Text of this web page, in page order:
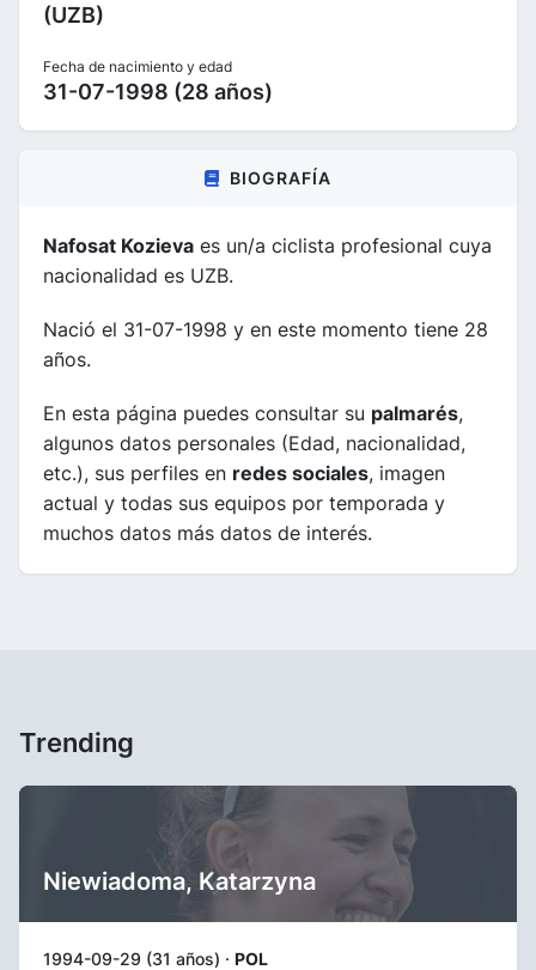
(UZB)
Fecha de nacimiento y edad
31-07-1998 (28 años)
BIOGRAFÍA
Nafosat Kozieva es un/a ciclista profesional cuya
nacionalidad es UZB.
Nació el 31-07-1998 y en este momento tiene 28
años.
En esta página puedes consultar su palmarés,
algunos datos personales (Edad, nacionalidad,
etc.), sus perfiles en redes sociales, imagen
actual y todas sus equipos por temporada y
muchos datos más datos de interés.
Trending
Niewiadoma, Katarzyna
1994-09-29 (31 años) · POL